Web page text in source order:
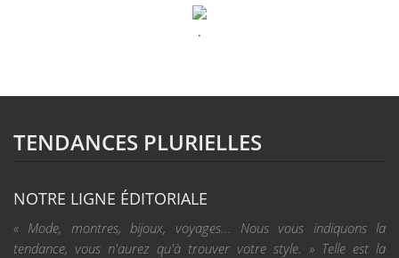
.
TENDANCES PLURIELLES
NOTRE LIGNE ÉDITORIALE
« Mode, montres, bijoux, voyages... Nous vous indiquons la
tendance, vous n'aurez qu'à trouver votre style. » Telle est la